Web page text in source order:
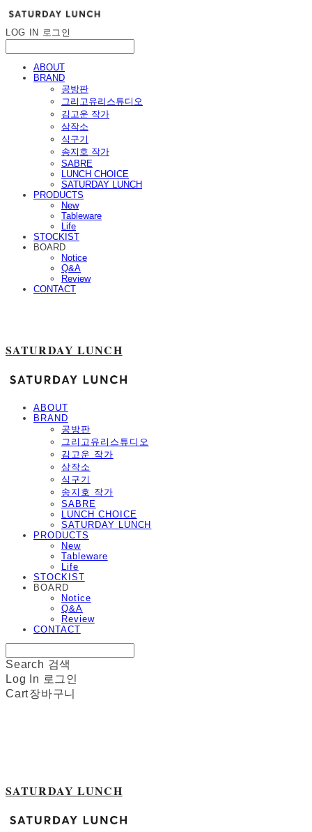
LOG IN 로그인
ABOUT
BRAND
공방판
그리고유리스튜디오
김고운 작가
삼작소
식구기
송지호 작가
SABRE
LUNCH CHOICE
SATURDAY LUNCH
PRODUCTS
New
Tableware
Life
STOCKIST
BOARD
Notice
Q&A
Review
CONTACT
SATURDAY LUNCH
ABOUT
BRAND
공방판
그리고유리스튜디오
김고운 작가
삼작소
식구기
송지호 작가
SABRE
LUNCH CHOICE
SATURDAY LUNCH
PRODUCTS
New
Tableware
Life
STOCKIST
BOARD
Notice
Q&A
Review
CONTACT
Search 검색
Log In 로그인
Cart장바구니
SATURDAY LUNCH